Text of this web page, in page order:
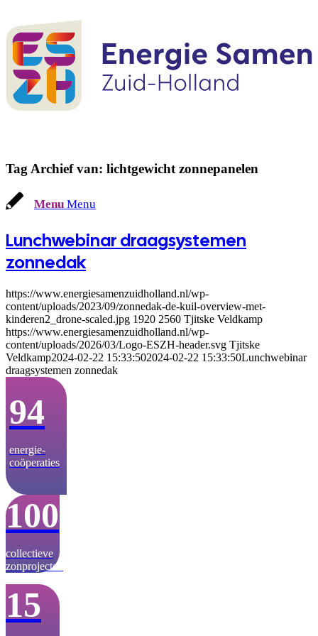
Menu Menu
Tag Archief van: lichtgewicht zonnepanelen
Lunchwebinar draagsystemen
zonnedak
https://www.energiesamenzuidholland.nl/wp-
content/uploads/2023/09/zonnedak-de-kuil-overview-met-
kinderen2_drone-scaled.jpg 1920 2560 Tjitske Veldkamp
https://www.energiesamenzuidholland.nl/wp-
content/uploads/2026/03/Logo-ESZH-header.svg Tjitske
Veldkamp2024-02-22 15:33:502024-02-22 15:33:50Lunchwebinar
draagsystemen zonnedak
94
energie­-
coöperaties
100
collectieve
zonprojecten
15